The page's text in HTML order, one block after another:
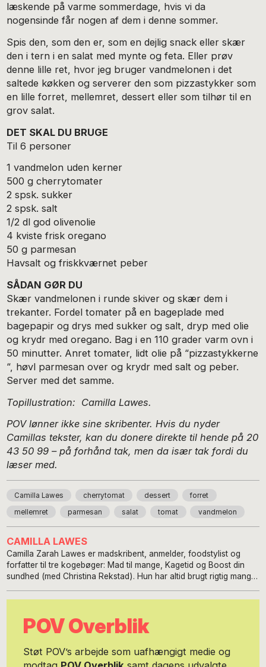
læskende på varme sommerdage, hvis vi da
nogensinde får nogen af dem i denne sommer.
Spis den, som den er, som en dejlig snack eller skær
den i tern i en salat med mynte og feta. Eller prøv
denne lille ret, hvor jeg bruger vandmelonen i det
saltede køkken og serverer den som pizzastykker som
en lille forret, mellemret, dessert eller som tilhør til en
grov salat.
DET SKAL DU BRUGE
Til 6 personer
1 vandmelon uden kerner
500 g cherrytomater
2 spsk. sukker
2 spsk. salt
1/2 dl god olivenolie
4 kviste frisk oregano
50 g parmesan
Havsalt og friskkværnet peber
SÅDAN GØR DU
Skær vandmelonen i runde skiver og skær dem i
trekanter. Fordel tomater på en bageplade med
bagepapir og drys med sukker og salt, dryp med olie
og krydr med oregano. Bag i en 110 grader varm ovn i
50 minutter. Anret tomater, lidt olie på “pizzastykkerne
“, høvl parmesan over og krydr med salt og peber.
Server med det samme.
Topillustration: Camilla Lawes.
POV lønner ikke sine skribenter. Hvis du nyder
Camillas tekster, kan du donere direkte til hende på 20
43 50 99 – på forhånd tak, men da især tak fordi du
læser med.
Camilla Lawes cherrytomat dessert forret
mellemret parmesan salat tomat vandmelon
CAMILLA LAWES
Camilla Zarah Lawes er madskribent, anmelder, foodstylist og
forfatter til tre kogebøger: Mad til mange, Kagetid og Boost din
sundhed (med Christina Rekstad). Hun har altid brugt rigtig mange
opskrifter og ideer. Det hun brænder allermest for er mad, som
en svaghed for kager og desserter. Camilla bor i Hellerup med sin
familie. Følg hende her: Instagram: camillalawes og læs med på
POV Overblik
Støt POV’s arbejde som uafhængigt medie og